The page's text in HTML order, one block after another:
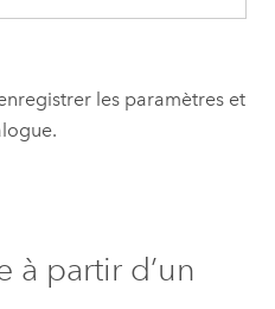
les paramètres et
à partir d’un